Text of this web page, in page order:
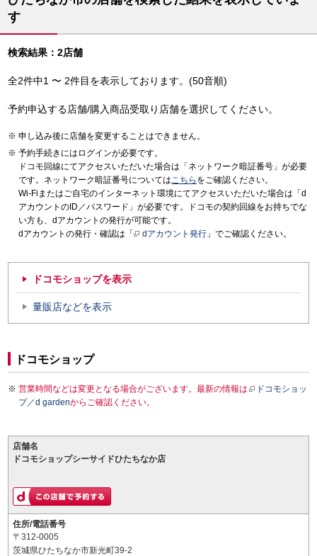
す
検索結果：2店舗
全2件中1 〜 2件目を表示しております。(50音順)
予約申込する店舗/購入商品受取り店舗を選択してください。
申し込み後に店舗を変更することはできません。
予約手続きにはログインが必要です。
ドコモ回線にてアクセスいただいた場合は「ネットワーク暗証番号」が必要
です。ネットワーク暗証番号についてはこちら をご確認ください。
Wi-Fiまたはご自宅のインターネット環境にてアクセスいただいた場合は「d
アカウントのID／パスワード」が必要です。ドコモの契約回線をお持ちでな
い方も、dアカウントの発行が可能です。
dアカウントの発行・確認は「
dアカウント発行 」でご確認ください。
ドコモショップを表示
量販店などを表示
ドコモショップ
営業時間などは変更となる場合がございます。最新の情報は
ドコモショッ
プ／d gardenからご確認ください。
店舗名
ドコモショップシーサイドひたちなか店
住所/電話番号
〒312-0005
茨城県ひたちなか市新光町39-2